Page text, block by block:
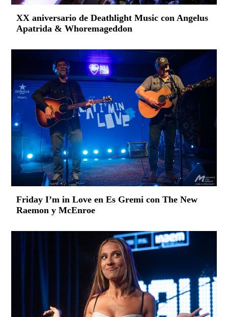
XX aniversario de Deathlight Music con Angelus
Apatrida & Whoremageddon
Friday I’m in Love en Es Gremi con The New
Raemon y McEnroe